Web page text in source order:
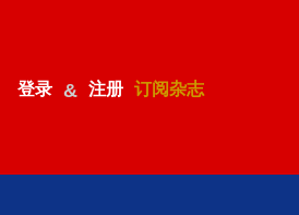
登录 & 注册 订阅杂志